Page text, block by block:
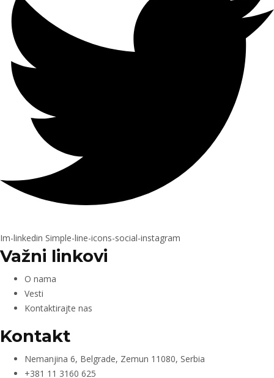
Im-linkedin Simple-line-icons-social-instagram
Važni linkovi
O nama
Vesti
Kontaktirajte nas
Kontakt
Nemanjina 6, Belgrade, Zemun 11080, Serbia
+381 11 3160 625